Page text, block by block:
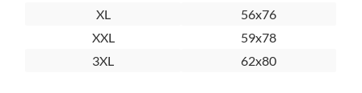
XL
56x76
XXL
59x78
3XL
62x80